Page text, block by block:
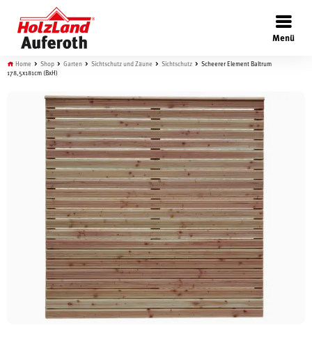
Menü
×
Böden
Türen
Wand
Garten
Home Shop Garten Sichtschutz und Zäune Sichtschutz
Scheerer Element Baltrum
178,5x181cm (BxH)